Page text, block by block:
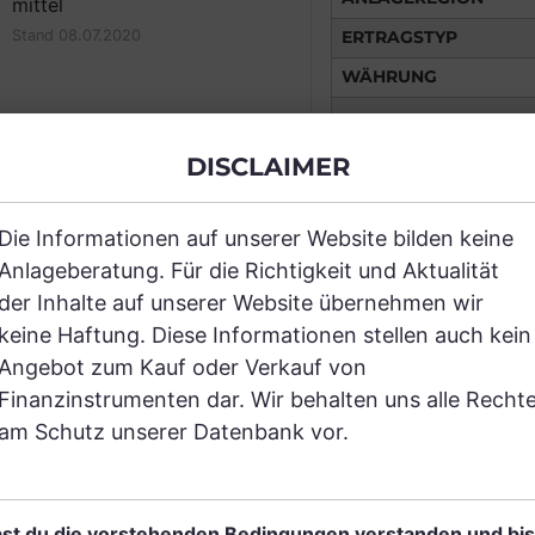
mittel
Stand 08.07.2020 ERTRAGSTYP
WÄHRUNG
KOSTEN
Risikoeinstufung laut
niedrigere Rendite
geringeres Risiko
1 2 3 4
DISCLAIMER
Informationen auf unserer Website bilden keine
Für die Richtigkeit und Aktualität
Inhalte auf unserer Website übernehmen wir
Haftung. Diese Informationen stellen auch kein
zum Kauf oder Verkauf von
dar. Wir behalten uns alle
Schutz unserer Datenbank vor.